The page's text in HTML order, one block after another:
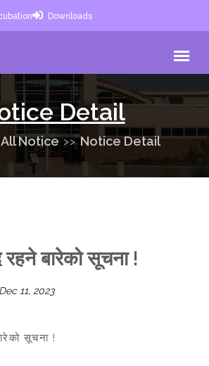
Downloads
Detail
All Notice Notice Detail
रहने बारेको सूचना !
Dec 11, 2023
सूचना !